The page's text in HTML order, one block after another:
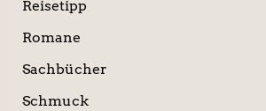
Reisetipp
Romane
Sachbücher
Schmuck